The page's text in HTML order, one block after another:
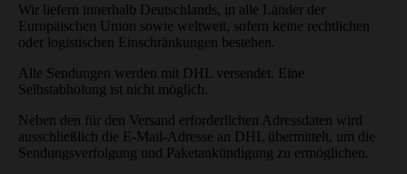
Wir liefern innerhalb Deutschlands, in alle Länder der
Europäischen Union sowie weltweit, sofern keine rechtlichen
oder logistischen Einschränkungen bestehen.
Alle Sendungen werden mit DHL versendet. Eine
Selbstabholung ist nicht möglich.
Neben den für den Versand erforderlichen Adressdaten wird
ausschließlich die E-Mail-Adresse an DHL übermittelt, um die
Sendungsverfolgung und Paketankündigung zu ermöglichen.